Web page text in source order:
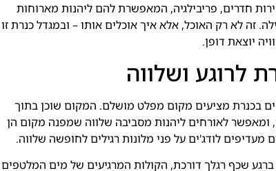
חדרים, פריבילגיה, המאפשרת להם ליהנות מארוחות
זה לא רק האוכל, אלא איך אוכלים אותו – ובמגדל כנרת זו
יוצאת דופן.
לרוגע ושלווה
בכנרת מציעים מקום מפלט מושלם. המקום שוכן בתוך
לאורחים ליהנות מסביבה שלווה שמפנה מקום הן
לודג'ים על פני מלונות רגילים לחופשה שלווה.
שכף רגלך דורכת, הקולות המרגיעים של מים המלטפים